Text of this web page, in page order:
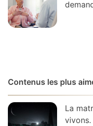
Contenus les plus
La
vivons.